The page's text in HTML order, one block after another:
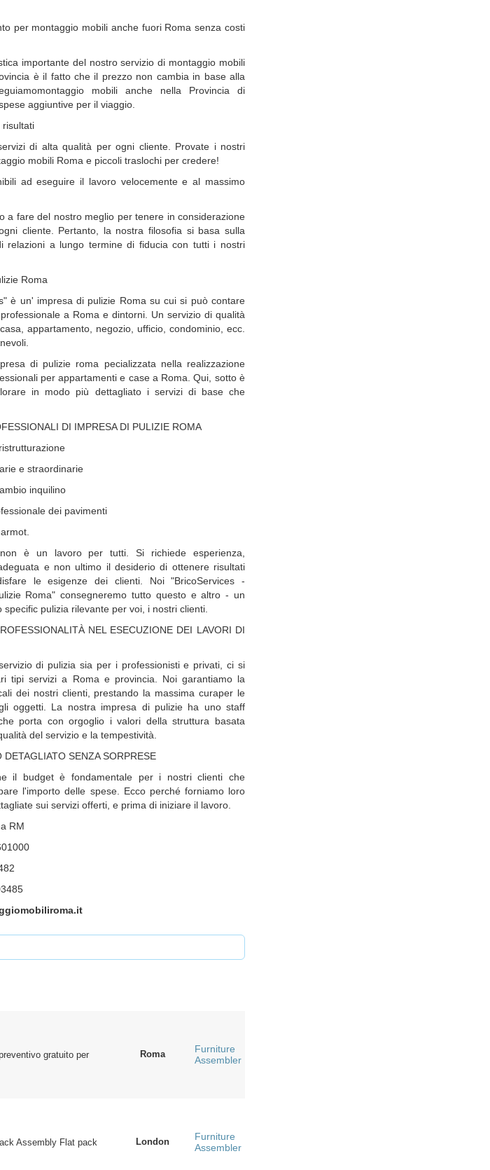
per montaggio mobili anche fuori Roma senza costi
importante del nostro servizio di montaggio mobili
è il fatto che il prezzo non cambia in base alla
mobili anche nella Provincia di
aggiuntive per il viaggio.
risultati
di alta qualità per ogni cliente. Provate i nostri
mobili Roma e piccoli traslochi per credere!
ad eseguire il lavoro velocemente e al massimo
a fare del nostro meglio per tenere in considerazione
cliente. Pertanto, la nostra filosofia si basa sulla
relazioni a lungo termine di fiducia con tutti i nostri
Roma
è un' impresa di pulizie Roma su cui si può contare
a Roma e dintorni. Un servizio di qualità
appartamento, negozio, ufficio, condominio, ecc.
di pulizie roma pecializzata nella realizzazione
per appartamenti e case a Roma. Qui, sotto è
in modo più dettagliato i servizi di base che
DI IMPRESA DI PULIZIE ROMA
e straordinarie
inquilino
dei pavimenti
è un lavoro per tutti. Si richiede esperienza,
e non ultimo il desiderio di ottenere risultati
le esigenze dei clienti. Noi "BricoServices -
Roma" consegneremo tutto questo e altro - un
specific pulizia rilevante per voi, i nostri clienti.
NEL ESECUZIONE DEI LAVORI DI
di pulizia sia per i professionisti e privati, ci si
tipi servizi a Roma e provincia. Noi garantiamo la
dei nostri clienti, prestando la massima curaper le
oggetti. La nostra impresa di pulizie ha uno staff
porta con orgoglio i valori della struttura basata
del servizio e la tempestività.
DETAGLIATO SENZA SORPRESE
il budget è fondamentale per i nostri clienti che
l'importo delle spese. Ecco perché forniamo loro
sui servizi offerti, e prima di iniziare il lavoro.
RM
gratuito per
Roma
Furniture
Assembler
Assembly Flat pack
London
Furniture
Assembler